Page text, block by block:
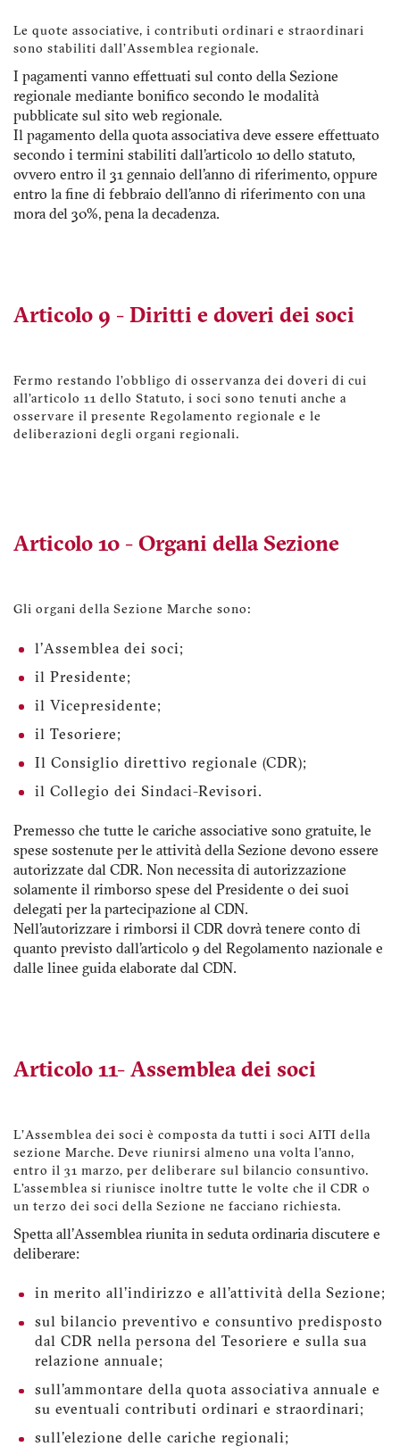
Le quote associative, i contributi ordinari e straordinari
sono stabiliti dall'Assemblea regionale.
I pagamenti vanno effettuati sul conto della Sezione
regionale mediante bonifico secondo le modalità
pubblicate sul sito web regionale.
Il pagamento della quota associativa deve essere effettuato
secondo i termini stabiliti dall'articolo 10 dello statuto,
ovvero entro il 31 gennaio dell'anno di riferimento, oppure
entro la fine di febbraio dell'anno di riferimento con una
mora del 30%, pena la decadenza.
Articolo 9 - Diritti e doveri dei soci
Fermo restando l'obbligo di osservanza dei doveri di cui
all'articolo 11 dello Statuto, i soci sono tenuti anche a
osservare il presente Regolamento regionale e le
deliberazioni degli organi regionali.
Articolo 10 - Organi della Sezione
Gli organi della Sezione Marche sono:
l'Assemblea dei soci;
il Presidente;
il Vicepresidente;
il Tesoriere;
Il Consiglio direttivo regionale (CDR);
il Collegio dei Sindaci-Revisori.
Premesso che tutte le cariche associative sono gratuite, le
spese sostenute per le attività della Sezione devono essere
autorizzate dal CDR. Non necessita di autorizzazione
solamente il rimborso spese del Presidente o dei suoi
delegati per la partecipazione al CDN.
Nell'autorizzare i rimborsi il CDR dovrà tenere conto di
quanto previsto dall'articolo 9 del Regolamento nazionale e
dalle linee guida elaborate dal CDN.
Articolo 11- Assemblea dei soci
L'Assemblea dei soci è composta da tutti i soci AITI della
sezione Marche. Deve riunirsi almeno una volta l'anno,
entro il 31 marzo, per deliberare sul bilancio consuntivo.
L’assemblea si riunisce inoltre tutte le volte che il CDR o
un terzo dei soci della Sezione ne facciano richiesta.
Spetta all'Assemblea riunita in seduta ordinaria discutere e
deliberare:
in merito all'indirizzo e all'attività della Sezione;
sul bilancio preventivo e consuntivo predisposto
dal CDR nella persona del Tesoriere e sulla sua
relazione annuale;
sull'ammontare della quota associativa annuale e
su eventuali contributi ordinari e straordinari;
sull'elezione delle cariche regionali;